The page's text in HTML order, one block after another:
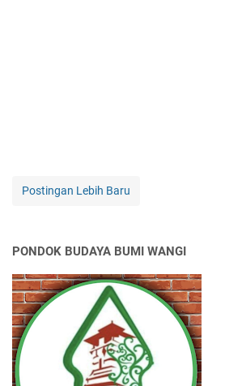
Postingan Lebih Baru
PONDOK BUDAYA BUMI WANGI